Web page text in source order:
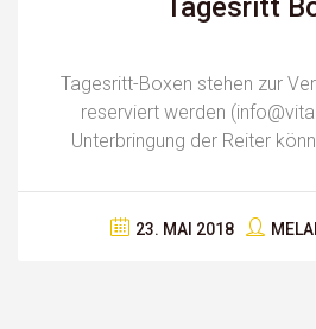
Tagesritt-Boxen stehen zur
reserviert werden
Unterbringung der Reiter
23. MAI 2018